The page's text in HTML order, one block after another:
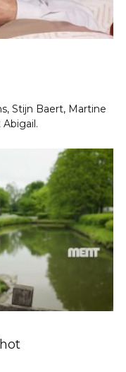
Stijn Baert, Martine